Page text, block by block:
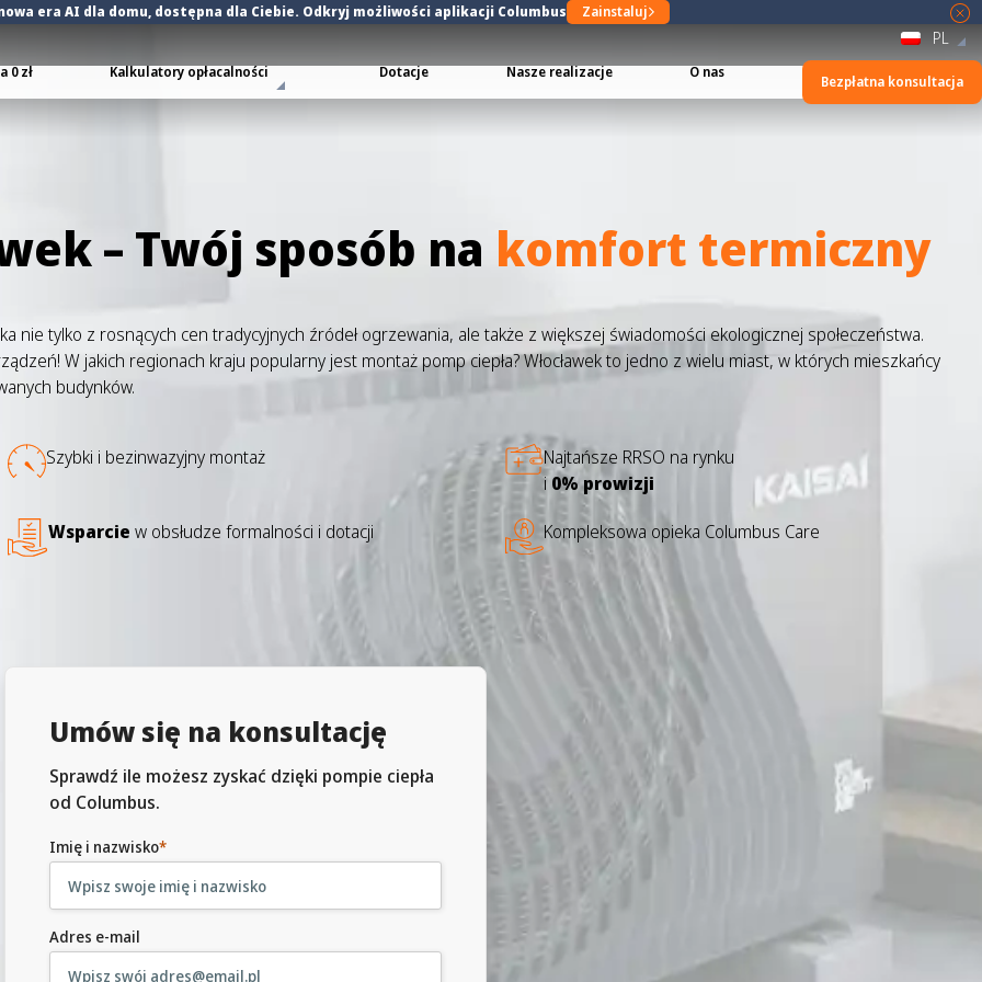
era AI dla domu, dostępna dla Ciebie. Odkryj możliwości aplikacji Columbus Zainstaluj
PL
0 zł Kalkulatory opłacalności Dotacje Nasze realizacje O nas
Bezpłatna konsultacja
– Twój sposób na komfort termiczny
nie tylko z rosnących cen tradycyjnych źródeł ogrzewania, ale także z większej świadomości ekologicznej społeczeństwa.
W jakich regionach kraju popularny jest montaż pomp ciepła? Włocławek to jedno z wielu miast, w których mieszkańcy
budynków.
Szybki i bezinwazyjny montaż
Najtańsze RRSO na rynku
i 0% prowizji
Wsparcie w obsłudze formalności i dotacji Kompleksowa opieka Columbus Care
Umów się na konsultację
Sprawdź ile możesz zyskać dzięki pompie ciepła
od Columbus.
Imię i nazwisko*
Adres e-mail